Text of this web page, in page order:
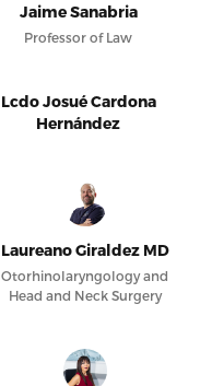
Jaime Sanabria
Professor of Law
Lcdo Josué Cardona
Hernández
Laureano Giraldez MD
Otorhinolaryngology and
Head and Neck Surgery